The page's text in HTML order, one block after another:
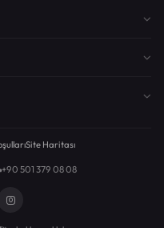
Site Haritası
+90 501 379 08 08